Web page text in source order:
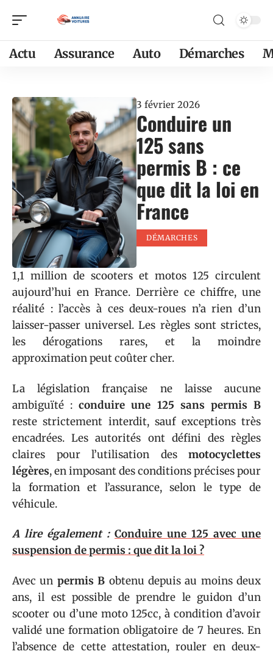
Actu Assurance Auto Démarches
3 février 2026
Conduire un
125 sans
permis B : ce
que dit la loi en
France
DÉMARCHES
1,1 million de scooters et motos 125 circulent
aujourd’hui en France. Derrière ce chiffre, une
réalité : l’accès à ces deux-roues n’a rien d’un
laisser-passer universel. Les règles sont strictes,
les dérogations rares, et la moindre
approximation peut coûter cher.
La législation française ne laisse aucune
ambiguïté :conduire une 125 sans permis B
reste strictement interdit, sauf exceptions très
encadrées. Les autorités ont défini des règles
claires pour l’utilisation des motocyclettes
légères, en imposant des conditions précises pour
la formation et l’assurance, selon le type de
véhicule.
A lire également : Conduire une 125 avec une
suspension de permis : que dit la loi ?
Avec un permis B obtenu depuis au moins deux
ans, il est possible de prendre le guidon d’un
scooter ou d’une moto 125cc, à condition d’avoir
validé une formation obligatoire de 7 heures. En
l’absence de cette attestation, rouler en deux-